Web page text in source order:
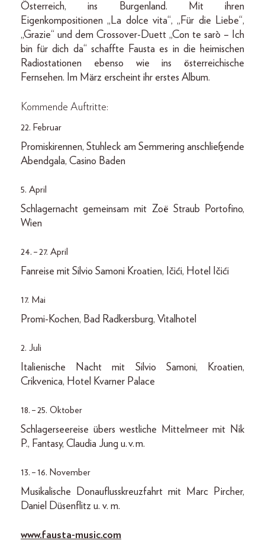
Österreich, ins Burgenland. Mit ihren
Eigenkompositionen „La dolce vita“, „Für die Liebe“,
„Grazie“ und dem Crossover-Duett „Con te sarò – Ich
bin für dich da“ schaffte Fausta es in die heimischen
Radiostationen ebenso wie ins österreichische
Fernsehen. Im März erscheint ihr erstes Album.
Kommende Auftritte:
22. Februar
Promiskirennen, Stuhleck am Semmering anschließende
Abendgala, Casino Baden
5. April
Schlagernacht gemeinsam mit Zoë Straub Portofino,
Wien
24. – 27. April
Fanreise mit Silvio Samoni Kroatien, Ičići, Hotel Ičići
17. Mai
Promi-Kochen, Bad Radkersburg, Vitalhotel
2. Juli
Italienische Nacht mit Silvio Samoni, Kroatien,
Crikvenica, Hotel Kvarner Palace
18. – 25. Oktober
Schlagerseereise übers westliche Mittelmeer mit Nik
P., Fantasy, Claudia Jung u. v. m.
13. – 16. November
Musikalische Donauflusskreuzfahrt mit Marc Pircher,
Daniel Düsenflitz u. v. m.
www.fausta-music.com